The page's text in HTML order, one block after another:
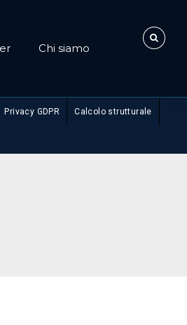
Chi siamo
Privacy GDPR Calcolo strutturale